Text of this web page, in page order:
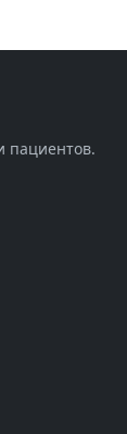
пациентов.